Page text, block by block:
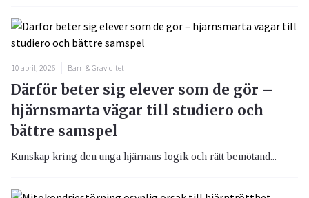
10 april, 2026 Barn & Graviditet
Därför beter sig elever som de gör –
hjärnsmarta vägar till studiero och
bättre samspel
Kunskap kring den unga hjärnans logik och rätt bemötand...